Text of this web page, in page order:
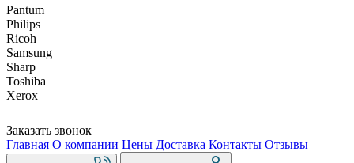
Pantum
Philips
Ricoh
Samsung
Sharp
Toshiba
Xerox
Заказать звонок
Главная О компании Цены Доставка Контакты Отзывы